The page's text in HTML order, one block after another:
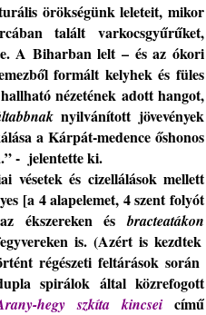
örökségünk leleteit, mikor
talált varkocsgyűrűket,
. A Biharban lelt – és azókori
formált kelyhek és füles
nézetének adotthangot,
nyilvánított jövevények
a Kárpát-medence őshonos
.” - jelentette ki.
vésetek és cizellálások mellett
[a 4 alapelemet, 4 szent folyót
ékszereken ésbracteatákon
is. (Azértiskezdtek
régészeti feltárások során
spirálok által közrefogott
hegy szkíta kincsei című